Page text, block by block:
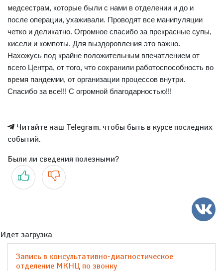
медсестрам, которые были с нами в отделении и до и
после операции, ухаживали. Проводят все манипуляции
четко и деликатно. Огромное спасибо за прекрасные супы,
кисели и компоты. Для выздоровления это важно.
Нахожусь под крайне положительным впечатлением от
всего Центра, от того, что сохранили работоспособность во
время пандемии, от организации процессов внутри.
Спасибо за все!!! С огромной благодарностью!!!
Читайте наш Telegram, чтобы быть в курсе последних
событий.
Были ли сведения полезными?
Да Нет
Идет загрузка
Запись в консультативно-диагностическое
отделение МКНЦ по звонку